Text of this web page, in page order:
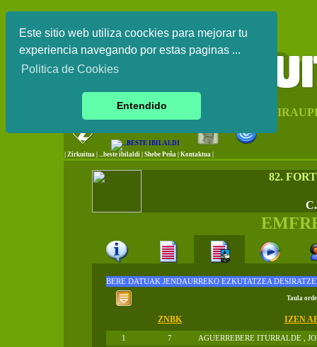
Este sitio web utiliza coockies para mejorar tu
experiencia navegando por estas paginas ...
Politica de Cookies
Entendido
EUSKAL HERRIKO
Zirkuitua ...beste ibilaldi Shebe Peña Kontaktua
82.
BERE DATUAK JENDAURREKO EZKUTATZEA
Taula
ZNBK IZEN
1 7
AGUERREBERE ITURRALDE ,